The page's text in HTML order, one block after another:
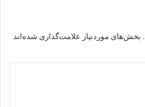
بخش‌های موردنیاز علامت‌گذاری شده‌اند